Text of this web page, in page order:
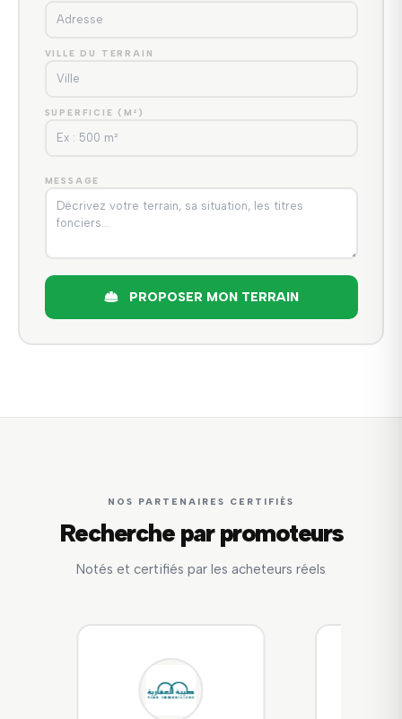
VILLE DU TERRAIN
SUPERFICIE (M²)
MESSAGE
PROPOSER MON TERRAIN
NOS PARTENAIRES CERTIFIÉS
Recherche par promoteurs
Notés et certifiés par les acheteurs réels